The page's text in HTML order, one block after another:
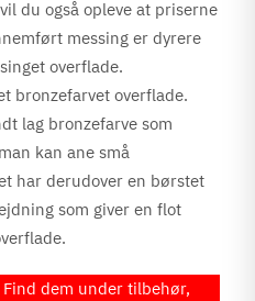
du også opleve at priserne
messing er dyrere
overflade.
bronzefarvet overflade.
lag bronzefarve som
kan ane små
har derudover en børstet
som giver en flot
dem under tilbehør,